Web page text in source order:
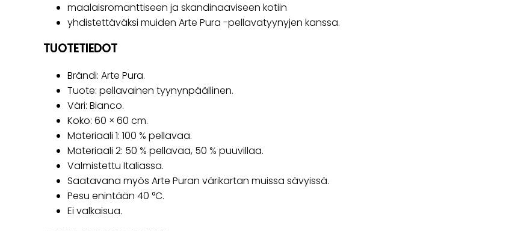
maalaisromanttiseen ja skandinaaviseen kotiin
yhdistettäväksi muiden Arte Pura -pellavatyynyjen kanssa.
TUOTETIEDOT
Brändi: Arte Pura.
Tuote: pellavainen tyynynpäällinen.
Väri: Bianco.
Koko: 60 × 60 cm.
Materiaali 1: 100 % pellavaa.
Materiaali 2: 50 % pellavaa, 50 % puuvillaa.
Valmistettu Italiassa.
Saatavana myös Arte Puran värikartan muissa sävyissä.
Pesu enintään 40 °C.
Ei valkaisua.